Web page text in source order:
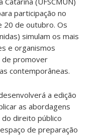
participação no
20 de outubro. Os
simulam os mais
e organismos
de promover
contemporâneas.
a edição
as abordagens
do direito público
de preparação